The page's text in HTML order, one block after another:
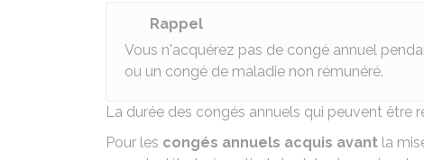
Rappel
Vous n'acquérez pas de congé annuel
ou un congé de maladie non rémunéré.
La durée des congés annuels qui peuvent être
Pour les congés annuels acquis avant la